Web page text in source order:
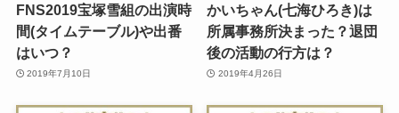
FNS2019宝塚雪組の出演時
間(タイムテーブル)や出番
はいつ？
2019年7月10日
かいちゃん(七海ひろき)は
所属事務所決まった？退団
後の活動の行方は？
2019年4月26日